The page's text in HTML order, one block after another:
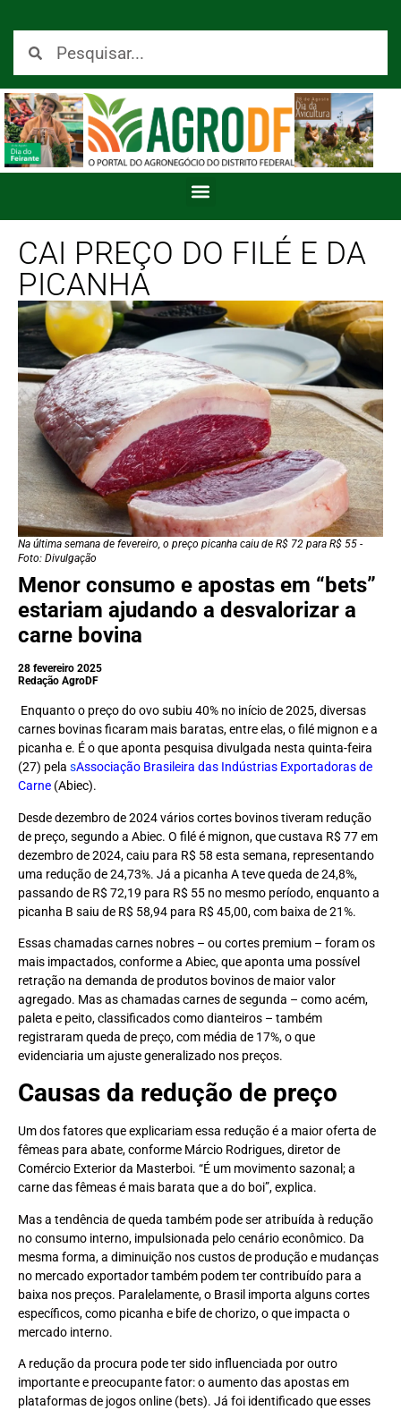
CAI PREÇO DO FILÉ E DA
PICANHA
Na última semana de fevereiro, o preço picanha caiu de R$ 72 para R$ 55 -
Foto: Divulgação
Menor consumo e apostas em “bets”
estariam ajudando a desvalorizar a
carne bovina
28 fevereiro 2025
Redação AgroDF
Enquanto o preço do ovo subiu 40% no início de 2025, diversas
carnes bovinas ficaram mais baratas, entre elas, o filé mignon e a
picanha e. É o que aponta pesquisa divulgada nesta quinta-feira
(27) pela sAssociação Brasileira das Indústrias Exportadoras de
Carne (Abiec).
Desde dezembro de 2024 vários cortes bovinos tiveram redução
de preço, segundo a Abiec. O filé é mignon, que custava R$ 77 em
dezembro de 2024, caiu para R$ 58 esta semana, representando
uma redução de 24,73%. Já a picanha A teve queda de 24,8%,
passando de R$ 72,19 para R$ 55 no mesmo período, enquanto a
picanha B saiu de R$ 58,94 para R$ 45,00, com baixa de 21%.
Essas chamadas carnes nobres – ou cortes premium – foram os
mais impactados, conforme a Abiec, que aponta uma possível
retração na demanda de produtos bovinos de maior valor
agregado. Mas as chamadas carnes de segunda – como acém,
paleta e peito, classificados como dianteiros – também
registraram queda de preço, com média de 17%, o que
evidenciaria um ajuste generalizado nos preços.
Causas da redução de preço
Um dos fatores que explicariam essa redução é a maior oferta de
fêmeas para abate, conforme Márcio Rodrigues, diretor de
Comércio Exterior da Masterboi. “É um movimento sazonal; a
carne das fêmeas é mais barata que a do boi”, explica.
Mas a tendência de queda também pode ser atribuída à redução
no consumo interno, impulsionada pelo cenário econômico. Da
mesma forma, a diminuição nos custos de produção e mudanças
no mercado exportador também podem ter contribuído para a
baixa nos preços. Paralelamente, o Brasil importa alguns cortes
específicos, como picanha e bife de chorizo, o que impacta o
mercado interno.
A redução da procura pode ter sido influenciada por outro
importante e preocupante fator: o aumento das apostas em
plataformas de jogos online (bets). Já foi identificado que esses